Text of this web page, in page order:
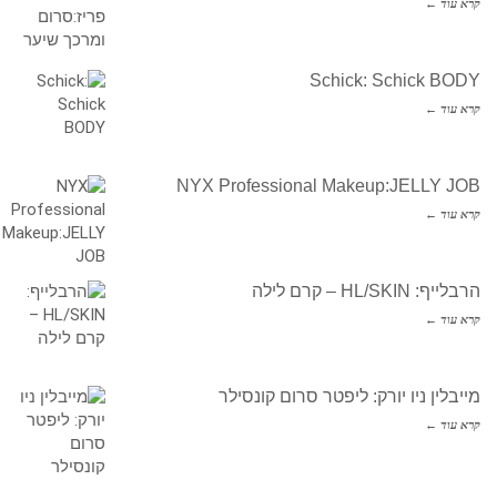
קרא עוד ←
Schick: Schick BODY
קרא עוד ←
NYX Professional Makeup:JELLY JOB
קרא עוד ←
הרבלייף: HL/SKIN – קרם לילה
קרא עוד ←
מייבלין ניו יורק: ליפטר סרום קונסילר
קרא עוד ←